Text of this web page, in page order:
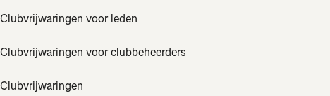
Clubvrijwaringen voor leden
Clubvrijwaringen voor clubbeheerders
Clubvrijwaringen